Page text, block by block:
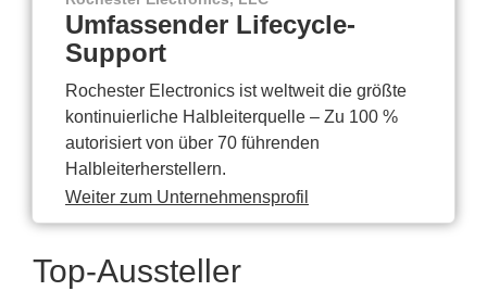
Umfassender Lifecycle-
Support
Rochester Electronics ist weltweit die größte
kontinuierliche Halbleiterquelle – Zu 100 %
autorisiert von über 70 führenden
Halbleiterherstellern.
Weiter zum Unternehmensprofil
Top-Aussteller